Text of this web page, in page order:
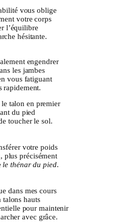
vous oblige
votre corps
l’équilibre
hésitante.
engendrer
les jambes
vous fatiguant
rapidement.
talon en premier
du pied
toucher le sol.
votre poids
plus précisément
le thénar du pied.
dans mes cours
talons hauts
pour maintenir
avec grâce.